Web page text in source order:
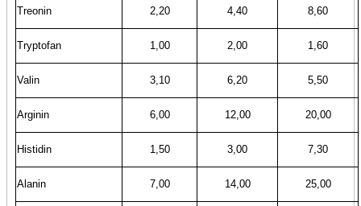
Treonin 2,20 4,40 8,60
Tryptofan 1,00 2,00 1,60
Valin 3,10 6,20 5,50
Arginin 6,00 12,00 20,00
Histidin 1,50 3,00 7,30
Alanin 7,00 14,00 25,00